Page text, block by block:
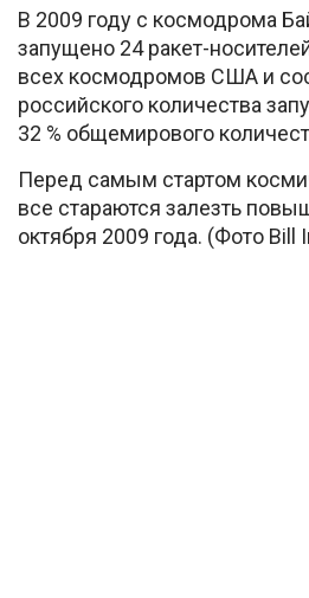
В 2009 году с космодрома
запущено 24 ракет-
всех космодромов США и
российского количества
32 % общемирового
Перед самым стартом
все стараются залезть
октября 2009 года. (Фото Bill